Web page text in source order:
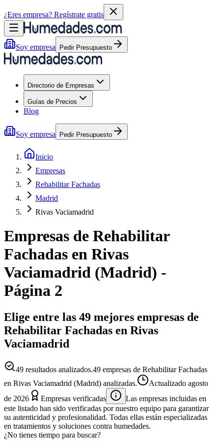
¿Eres empresa? Regístrate gratis
Soy empresa Pedir Presupuesto
Directorio de Empresas
Guías de Precios
Blog
Soy empresa Pedir Presupuesto
Inicio
Empresas
Rehabilitar Fachadas
Madrid
Rivas Vaciamadrid
Empresas de Rehabilitar
Fachadas en Rivas
Vaciamadrid (Madrid) -
Página 2
Elige entre las 49 mejores empresas de
Rehabilitar Fachadas en Rivas
Vaciamadrid
49 resultados analizados.49 empresas de Rehabilitar Fachadas
en Rivas Vaciamadrid (Madrid) analizadas.
Actualizado agosto
de 2026
Empresas verificadas
Las empresas incluidas en
este listado han sido verificadas por nuestro equipo para garantizar
su autenticidad y profesionalidad. Todas ellas están especializadas
en tratamientos y soluciones contra humedades.
¿No tienes tiempo para buscar?